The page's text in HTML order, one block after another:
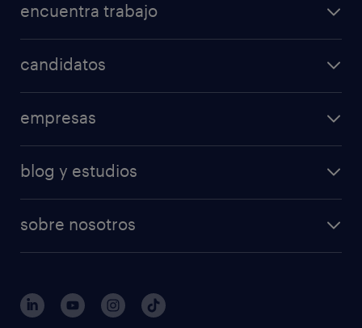
encuentra trabajo
candidatos
empresas
blog y estudios
sobre nosotros